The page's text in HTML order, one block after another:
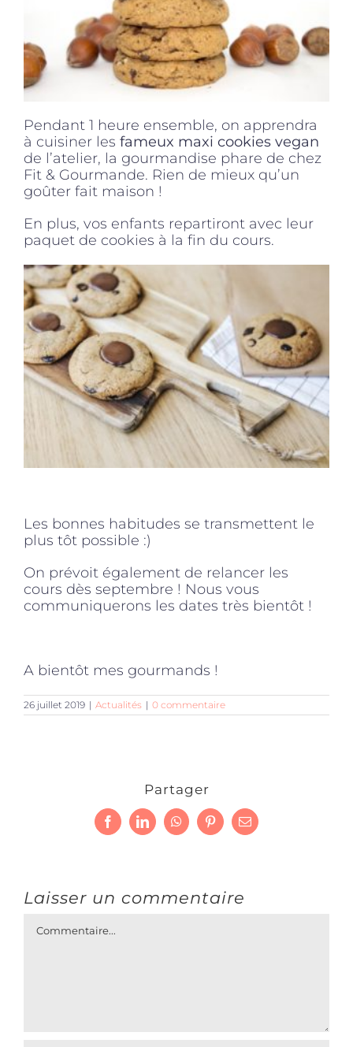
Pendant 1 heure ensemble, on apprendra
à cuisiner les fameux maxi cookies vegan
de l’atelier, la gourmandise phare de chez
Fit & Gourmande. Rien de mieux qu’un
goûter fait maison !
En plus, vos enfants repartiront avec leur
paquet de cookies à la fin du cours.
Les bonnes habitudes se transmettent le
plus tôt possible :)
On prévoit également de relancer les
cours dès septembre ! Nous vous
communiquerons les dates très bientôt !
A bientôt mes gourmands !
26 juillet 2019 | Actualités | 0 commentaire
Partager
FacebookLinkedInWhatsAppPinterestEmail
Laisser un commentaire